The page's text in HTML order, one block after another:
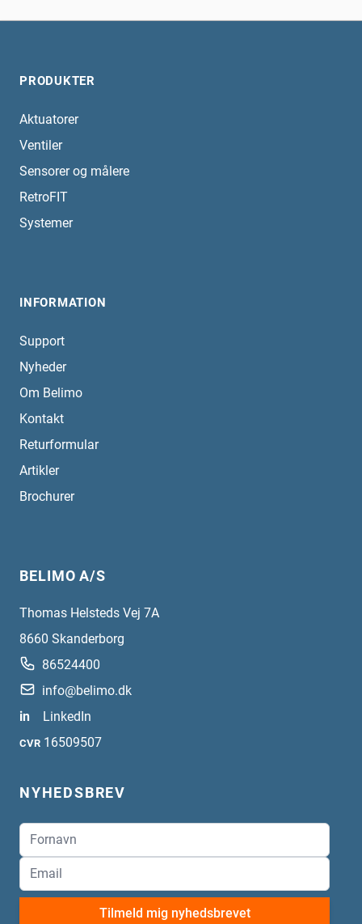
PRODUKTER
Aktuatorer
Ventiler
Sensorer og målere
RetroFIT
Systemer
INFORMATION
Support
Nyheder
Om Belimo
Kontakt
Returformular
Artikler
Brochurer
BELIMO A/S
Thomas Helsteds Vej 7A
8660 Skanderborg
86524400
info@belimo.dk
in
LinkedIn
CVR 16509507
NYHEDSBREV
Tilmeld mig nyhedsbrevet